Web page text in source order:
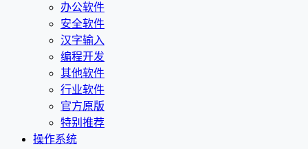
办公软件
安全软件
汉字输入
编程开发
其他软件
行业软件
官方原版
特别推荐
操作系统